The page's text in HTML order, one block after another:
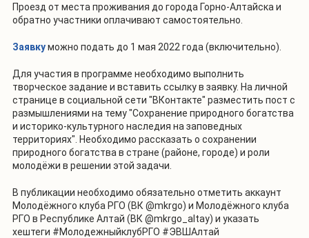
Проезд от места проживания до города Горно-Алтайска и
обратно участники оплачивают самостоятельно.
Заявкуможно подать до 1 мая 2022 года (включительно).
Для участия в программе необходимо выполнить
творческое задание и вставить ссылку в заявку. На личной
странице в социальной сети "ВКонтакте" разместить пост с
размышлениями на тему "Сохранение природного богатства
и историко-культурного наследия на заповедных
территориях". Необходимо рассказать о сохранении
природного богатства в стране (районе, городе) и роли
молодёжи в решении этой задачи.
В публикации необходимо обязательно отметить аккаунт
Молодёжного клуба РГО (ВК @mkrgo) и Молодёжного клуба
РГО в Республике Алтай (ВК @mkrgo_altay) и указать
хештеги #МолодежныйклубРГО #ЭВШАлтай